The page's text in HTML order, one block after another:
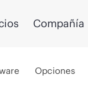
Compañía
Opciones